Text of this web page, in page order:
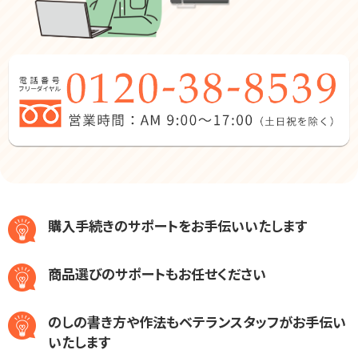
購入手続きのサポートをお手伝いいたします
商品選びのサポートもお任せください
のしの書き方や作法もベテランスタッフがお手伝い
いたします